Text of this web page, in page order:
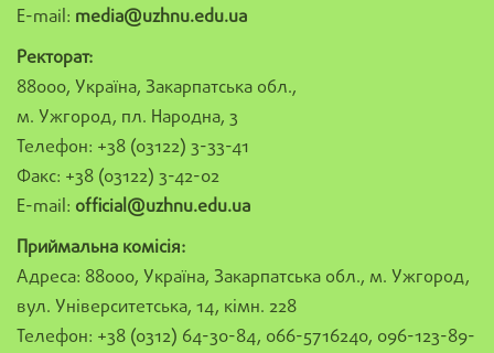
E-mail: media@uzhnu.edu.ua
Ректорат:
88000, Україна, Закарпатська обл.,
м. Ужгород, пл. Народна, 3
Телефон: +38 (03122) 3-33-41
Факс: +38 (03122) 3-42-02
E-mail: official@uzhnu.edu.ua
Приймальна комісія:
Адреса: 88000, Україна, Закарпатська обл., м. Ужгород,
вул. Університетська, 14, кімн. 228
Телефон: +38 (0312) 64-30-84, 066-5716240, 096-123-89-